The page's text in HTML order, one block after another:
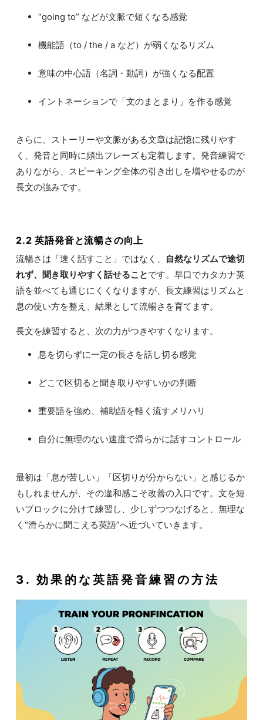
“going to” などが文脈で短くなる感覚
機能語（to / the / a など）が弱くなるリズム
意味の中心語（名詞・動詞）が強くなる配置
イントネーションで「文のまとまり」を作る感覚
さらに、ストーリーや文脈がある文章は記憶に残りやす
く、発音と同時に頻出フレーズも定着します。発音練習で
ありながら、スピーキング全体の引き出しを増やせるのが
長文の強みです。
2.2 英語発音と流暢さの向上
流暢さは「速く話すこと」ではなく、 自然なリズムで途切
れず、聞き取りやすく話せることです。早口でカタカナ英
語を並べても通じにくくなりますが、長文練習はリズムと
息の使い方を整え、結果として流暢さを育てます。
長文を練習すると、次の力がつきやすくなります。
息を切らずに一定の長さを話し切る感覚
どこで区切ると聞き取りやすいかの判断
重要語を強め、補助語を軽く流すメリハリ
自分に無理のない速度で滑らかに話すコントロール
最初は「息が苦しい」「区切りが分からない」と感じるか
もしれませんが、その違和感こそ改善の入口です。文を短
いブロックに分けて練習し、少しずつつなげると、無理な
く“滑らかに聞こえる英語”へ近づいていきます。
3. 効果的な英語発音練習の方法